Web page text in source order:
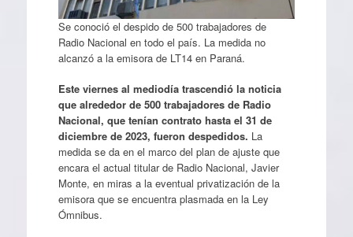
Se conoció el despido de 500 trabajadores de
Radio Nacional en todo el país. La medida no
alcanzó a la emisora de LT14 en Paraná.
Este viernes al mediodía trascendió la noticia
que alrededor de 500 trabajadores de Radio
Nacional, que tenían contrato hasta el 31 de
diciembre de 2023, fueron despedidos. La
medida se da en el marco del plan de ajuste que
encara el actual titular de Radio Nacional, Javier
Monte, en miras a la eventual privatización de la
emisora que se encuentra plasmada en la Ley
Ómnibus.